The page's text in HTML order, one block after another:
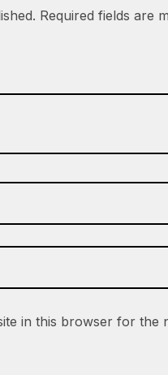
Required fields are
in this browser for the